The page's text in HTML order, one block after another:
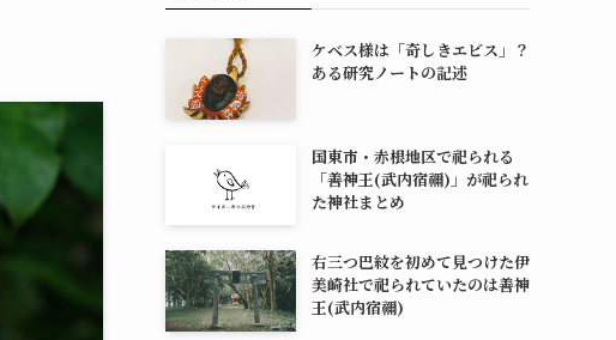
ケベス様は「奇しきエビス」？
ある研究ノートの記述
国東市・赤根地区で祀られる
「善神王(武内宿禰)」が祀られ
た神社まとめ
右三つ巴紋を初めて見つけた伊
美崎社で祀られていたのは善神
王(武内宿禰)